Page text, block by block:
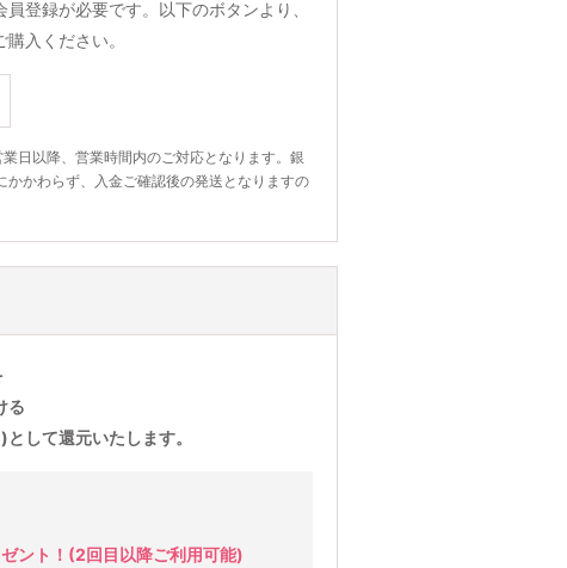
登録が必要です。以下のボタンより、
入ください。
日以降、営業時間内のご対応となります。銀
かかわらず、入金ご確認後の発送となりますの
る
して還元いたします。
ント！ (2回目以降ご利用可能)